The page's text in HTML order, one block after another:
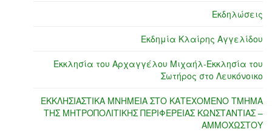
Εκδηλώσεις
Εκδημία Κλαίρης Αγγελίδου
Εκκλησία του Αρχαγγέλου Μιχαήλ-Εκκλησία του
Σωτήρος στο Λευκόνοικο
ΕΚΚΛΗΣΙΑΣΤΙΚΑ ΜΝΗΜΕΙΑ ΣΤΟ ΚΑΤΕΧΟΜΕΝΟ ΤΜΗΜΑ
ΤΗΣ ΜΗΤΡΟΠΟΛΙΤΙΚΗΣ ΠΕΡΙΦΕΡΕΙΑΣ ΚΩΝΣΤΑΝΤΙΑΣ –
ΑΜΜΟΧΩΣΤΟΥ